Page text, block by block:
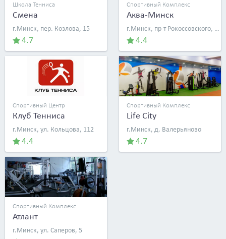
Школа Тенниса
Смена
г.Минск, пер. Козлова, 15
4.7
Спортивный Комплекс
Аква-Минск
г.Минск, пр-т Рокоссовского, 44
4.4
Спортивный Центр
Клуб Тенниса
г.Минск, ул. Кольцова, 112
4.4
Спортивный Комплекс
Life City
г.Минск, д. Валерьяново
4.7
Спортивный Комплекс
Атлант
г.Минск, ул. Саперов, 5